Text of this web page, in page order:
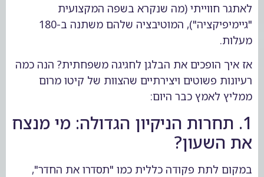
לאתגר חווייתי (מה שנקרא בשפה המקצועית
"גיימיפיקציה"), המוטיבציה שלהם משתנה ב-180
מעלות.
אז איך הופכים את הבלגן לחגיגה משפחתית? הנה כמה
רעיונות פשוטים ויצירתיים שהצוות של קיטו מרום
ממליץ לאמץ כבר היום:
1. תחרות הניקיון הגדולה: מי מנצח
את השעון?
במקום לתת פקודה כללית כמו "תסדרו את החדר",